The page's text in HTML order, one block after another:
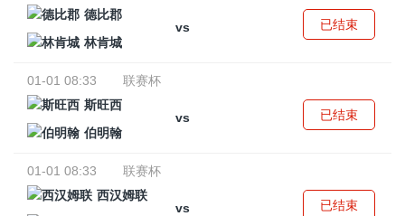
德比郡
vs
林肯城
已结束
01-01 08:33
联赛杯
斯旺西
vs
伯明翰
已结束
01-01 08:33
联赛杯
西汉姆联
vs
已结束